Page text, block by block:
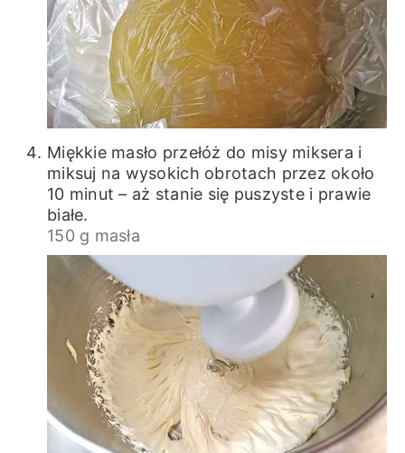
Miękkie masło przełóż do misy miksera i
miksuj na wysokich obrotach przez około
10 minut – aż stanie się puszyste i prawie
białe.
150 g masła